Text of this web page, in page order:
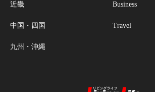
近畿
中国・四国
九州・沖縄
Business
Travel